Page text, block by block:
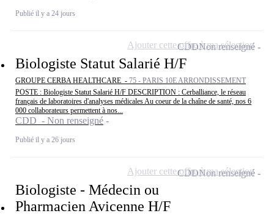
Publié il y a 24 jours
Biologiste Statut Salarié H/F
GROUPE CERBA HEALTHCARE - 75 - PARIS 10E ARRONDISSEMENT
POSTE : Biologiste Statut Salarié H/F DESCRIPTION : Cerballiance, le réseau
français de laboratoires d'analyses médicales Au coeur de la chaîne de santé, nos 6
000 collaborateurs permettent à nos...
CDD - Non renseigné
Publié il y a 26 jours
CDDNon renseigné
Ajouter cette offre à ma sélection
Biologiste - Médecin ou
Pharmacien Avicenne H/F
CDDNon renseigné
Ajouter cette offre à ma sélection